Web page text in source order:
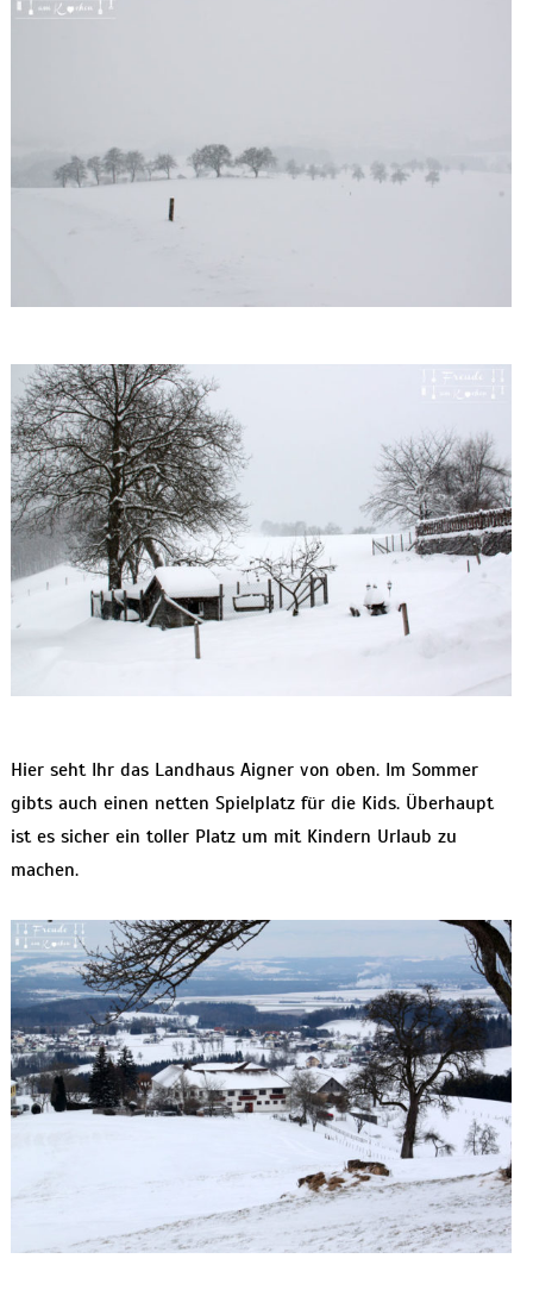
Hier seht Ihr das Landhaus Aigner von oben. Im Sommer
gibts auch einen netten Spielplatz für die Kids. Überhaupt
ist es sicher ein toller Platz um mit Kindern Urlaub zu
machen.